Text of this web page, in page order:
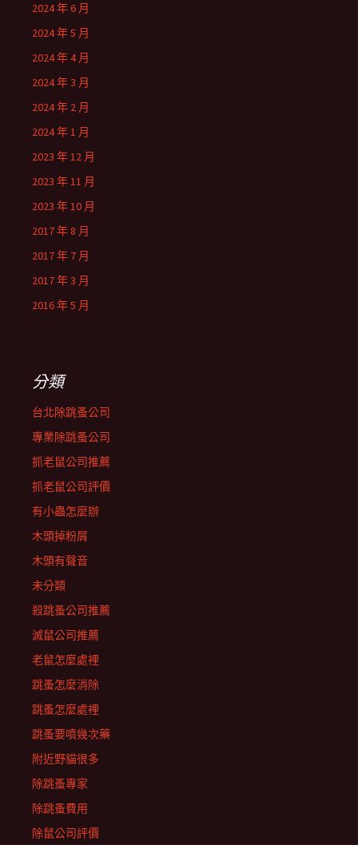
2024 年 6 月
2024 年 5 月
2024 年 4 月
2024 年 3 月
2024 年 2 月
2024 年 1 月
2023 年 12 月
2023 年 11 月
2023 年 10 月
2017 年 8 月
2017 年 7 月
2017 年 3 月
2016 年 5 月
分類
台北除跳蚤公司
專業除跳蚤公司
抓老鼠公司推薦
抓老鼠公司評價
有小蟲怎麼辦
木頭掉粉屑
木頭有聲音
未分類
殺跳蚤公司推薦
滅鼠公司推薦
老鼠怎麼處裡
跳蚤怎麼消除
跳蚤怎麼處裡
跳蚤要噴幾次藥
附近野貓很多
除跳蚤專家
除跳蚤費用
除鼠公司評價